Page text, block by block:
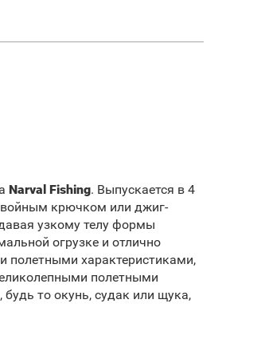
Narval Fishing. Выпускается в 4
крючком или джиг-
узкому телу формы
огрузке и отлично
полетными характеристиками,
полетными
то окунь, судак или щука,